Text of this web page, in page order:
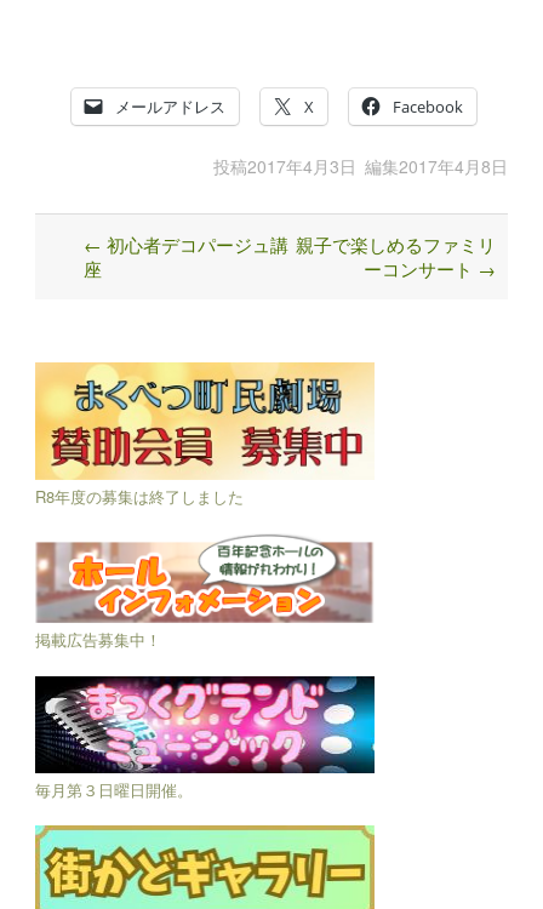
メールアドレス X Facebook
投稿2017年4月3日 編集2017年4月8日
Post
navigation
← 初心者デコパージュ講
座
親子で楽しめるファミリ
ーコンサート →
R8年度の募集は終了しました
掲載広告募集中！
毎月第３日曜日開催。